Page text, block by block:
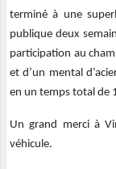
terminé à une
publique deux
participation au
et d’un mental
en un temps total de
Un grand merci à
véhicule.